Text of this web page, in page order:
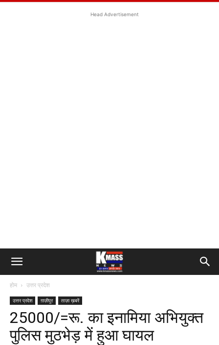
Head Advertisement
होम उत्तर प्रदेश
उत्तर प्रदेश ग़ाज़ीपुर ताज़ा ख़बरें
25000/=रू. का इनामिया अभियुक्त
पुलिस मुठभेड़ में हुआ घायल